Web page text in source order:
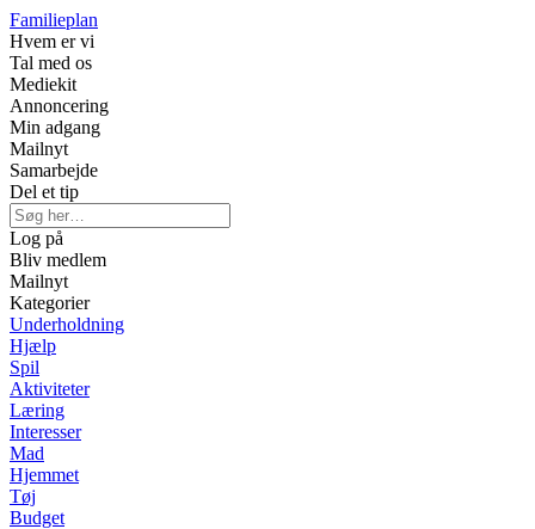
Familieplan
Hvem er vi
Tal med os
Mediekit
Annoncering
Min adgang
Mailnyt
Samarbejde
Del et tip
Log på
Bliv medlem
Mailnyt
Kategorier
Underholdning
Hjælp
Spil
Aktiviteter
Læring
Interesser
Mad
Hjemmet
Tøj
Budget